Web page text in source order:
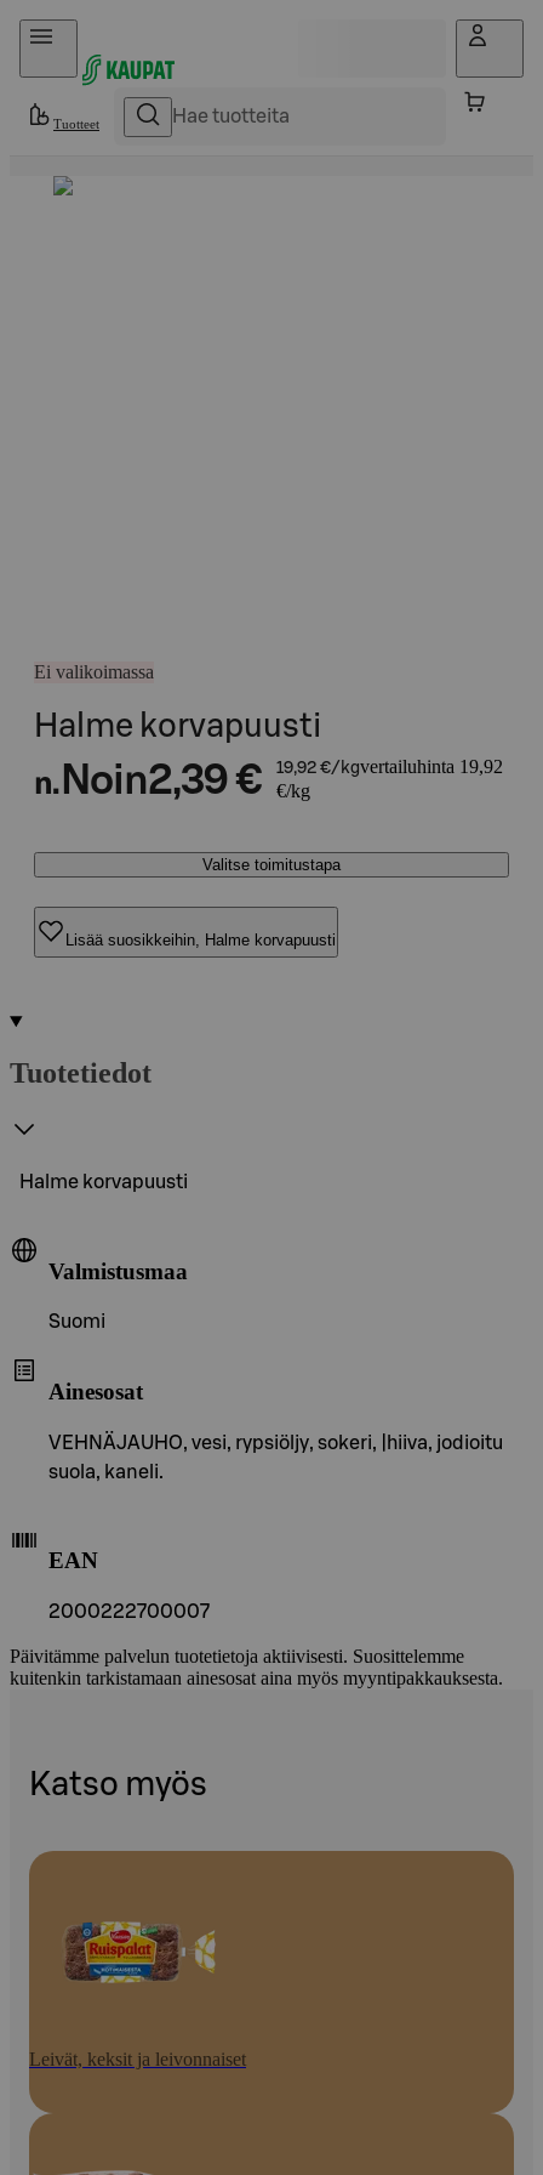
Hyppää sisältöön
Tuotteet
Ei valikoimassa
Halme korvapuusti
n. Noin2,39 € 19,92 €/kgvertailuhinta 19,92
€/kg
Valitse toimitustapa
Lisää suosikkeihin, Halme korvapuusti
Tuotetiedot
Halme korvapuusti
Valmistusmaa
Suomi
Ainesosat
VEHNÄJAUHO, vesi, rypsiöljy, sokeri, |hiiva, jodioitu
suola, kaneli.
EAN
2000222700007
Päivitämme palvelun tuotetietoja aktiivisesti. Suosittelemme
kuitenkin tarkistamaan ainesosat aina myös myyntipakkauksesta.
Katso myös
Leivät, keksit ja leivonnaiset